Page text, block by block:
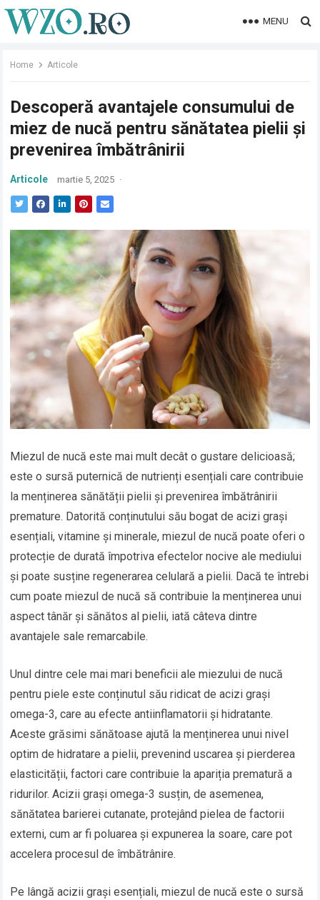
MENU
Home Articole
Descoperă avantajele consumului de
miez de nucă pentru sănătatea pielii și
prevenirea îmbătrânirii
Articole martie 5, 2025 ·
Miezul de nucă este mai mult decât o gustare delicioasă;
este o sursă puternică de nutrienți esențiali care contribuie
la menținerea sănătății pielii și prevenirea îmbătrânirii
premature. Datorită conținutului său bogat de acizi grași
esențiali, vitamine și minerale, miezul de nucă poate oferi o
protecție de durată împotriva efectelor nocive ale mediului
și poate susține regenerarea celulară a pielii. Dacă te întrebi
cum poate miezul de nucă să contribuie la menținerea unui
aspect tânăr și sănătos al pielii, iată câteva dintre
avantajele sale remarcabile.
Unul dintre cele mai mari beneficii ale miezului de nucă
pentru piele este conținutul său ridicat de acizi grași
omega-3, care au efecte antiinflamatorii și hidratante.
Aceste grăsimi sănătoase ajută la menținerea unui nivel
optim de hidratare a pielii, prevenind uscarea și pierderea
elasticității, factori care contribuie la apariția prematură a
ridurilor. Acizii grași omega-3 susțin, de asemenea,
sănătatea barierei cutanate, protejând pielea de factorii
externi, cum ar fi poluarea și expunerea la soare, care pot
accelera procesul de îmbătrânire.
Pe lângă acizii grași esențiali, miezul de nucă este o sursă